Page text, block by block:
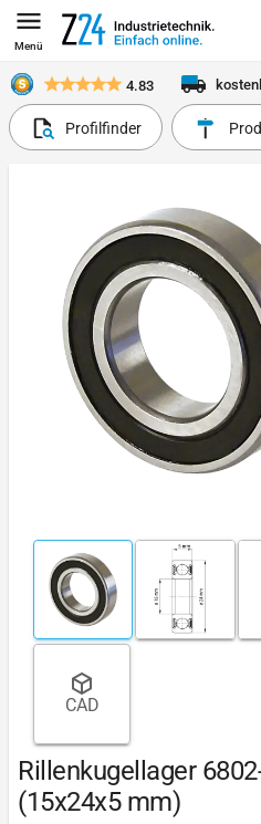
Menü
4.83
Profilfinder
CAD
Rillenkugellager
(15x24x5 mm)